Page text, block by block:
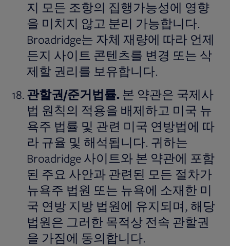
지 모든 조항의 집행가능성에 영향
을 미치지 않고 분리 가능합니다.
Broadridge는 자체 재량에 따라 언제
든지 사이트 콘텐츠를 변경 또는 삭
제할 권리를 보유합니다.
관할권/준거법률. 본 약관은 국제사
법 원칙의 적용을 배제하고 미국 뉴
욕주 법률 및 관련 미국 연방법에 따
라 규율 및 해석됩니다. 귀하는
Broadridge 사이트와 본 약관에 포함
된 주요 사안과 관련된 모든 절차가
뉴욕주 법원 또는 뉴욕에 소재한 미
국 연방 지방 법원에 유지되며, 해당
법원은 그러한 목적상 전속 관할권
을 가짐에 동의합니다.